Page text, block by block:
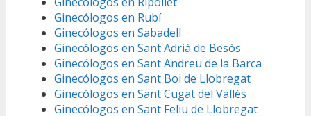
Ginecólogos en Rubí
Ginecólogos en Sabadell
Ginecólogos en Sant Adrià de Besòs
Ginecólogos en Sant Andreu de la Barca
Ginecólogos en Sant Boi de Llobregat
Ginecólogos en Sant Cugat del Vallès
Ginecólogos en Sant Feliu de Llobregat